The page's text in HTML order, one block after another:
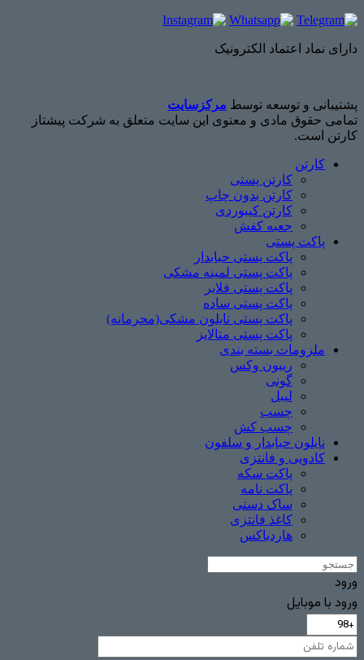
دارای نماد اعتماد الکترونیک
پشتیبانی و توسعه توسط مرکزسایت
تمامی حقوق مادی و معنوی این سایت متعلق به شرکت پیشتاز
کارتن است.
کارتن
کارتن پستی
کارتن بدون چاپ
کارتن کیبوردی
جعبه کفش
پاکت پستی
پاکت پستی حبابدار
پاکت پستی لمینه مشکی
پاکت پستی فلایر
پاکت پستی ساده
پاکت پستی نایلون مشکی(محرمانه)
پاکت پستی متالایز
ملزومات بسته بندی
ریبون وکس
گونی
لیبل
چسب
چسب ‌کش
نایلون حبابدار و سلفون
کادویی و فانتزی
پاکت سکه
پاکت نامه
ساک دستی
کاغذ فانتزی
هاردباکس
ورود
ورود با موبایل